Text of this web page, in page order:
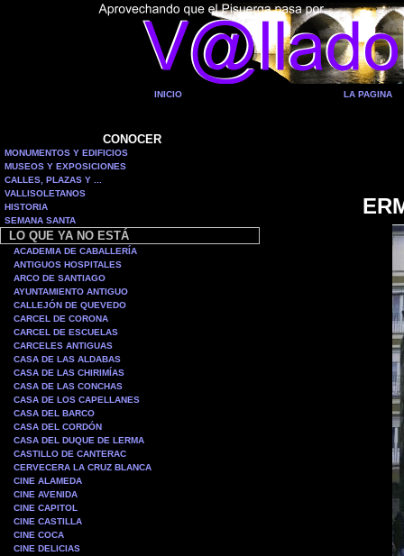
INICIO LA PAGINA
CONOCER
MONUMENTOS Y EDIFICIOS
MUSEOS Y EXPOSICIONES
CALLES, PLAZAS Y ...
VALLISOLETANOS
HISTORIA
SEMANA SANTA
LO QUE YA NO ESTÁ
ACADEMIA DE CABALLERÍA
ANTIGUOS HOSPITALES
ARCO DE SANTIAGO
AYUNTAMIENTO ANTIGUO
CALLEJÓN DE QUEVEDO
CARCEL DE CORONA
CARCEL DE ESCUELAS
CARCELES ANTIGUAS
CASA DE LAS ALDABAS
CASA DE LAS CHIRIMÍAS
CASA DE LAS CONCHAS
CASA DE LOS CAPELLANES
CASA DEL BARCO
CASA DEL CORDÓN
CASA DEL DUQUE DE LERMA
CASTILLO DE CANTERAC
CERVECERA LA CRUZ BLANCA
CINE ALAMEDA
CINE AVENIDA
CINE CAPITOL
CINE CASTILLA
CINE COCA
CINE DELICIAS